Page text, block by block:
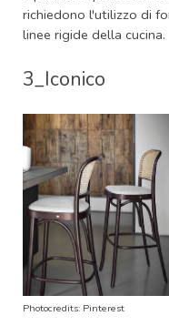
richiedono l'utilizzo di
linee rigide della cucina.
3_Iconico
Photocredits: Pinterest